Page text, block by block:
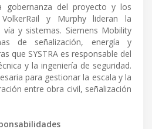
gobernanza del proyecto y los
y Murphy lideran la
y sistemas. Siemens Mobility
de señalización, energía y
que SYSTRA es responsable del
y la ingeniería de seguridad.
para gestionar la escala y la
entre obra civil, señalización